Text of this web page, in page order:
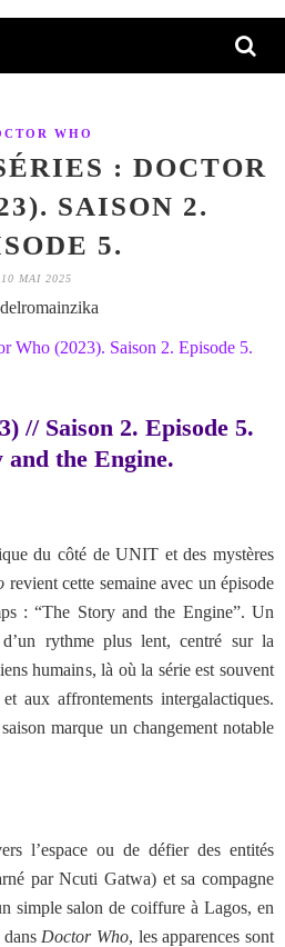
WHO
: DOCTOR
SAISON 2.
5.
10 MAI 2025
// Saison 2. Episode 5.
and the Engine.
du côté de UNIT et des mystères
revient cette semaine avec un épisode
: “The Story and the Engine”. Un
rythme plus lent, centré sur la
humains, là où la série est souvent
aux affrontements intergalactiques.
marque un changement notable
l’espace ou de défier des entités
par Ncuti Gatwa) et sa compagne
simple salon de coiffure à Lagos, en
Doctor Who, les apparences sont